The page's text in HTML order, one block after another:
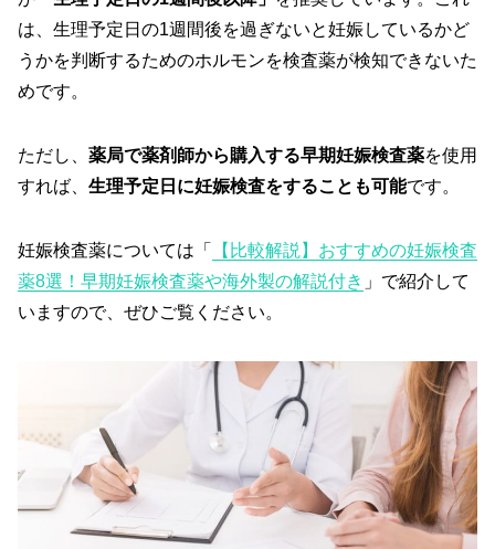
は、生理予定日の1週間後を過ぎないと妊娠しているかど
うかを判断するためのホルモンを検査薬が検知できないた
めです。
ただし、 薬局で薬剤師から購入する早期妊娠検査薬を使用
すれば、 生理予定日に妊娠検査をすることも可能です。
妊娠検査薬については「
【比較解説】おすすめの妊娠検査
薬8選！早期妊娠検査薬や海外製の解説付き 」で紹介して
いますので、ぜひご覧ください。